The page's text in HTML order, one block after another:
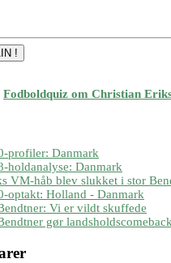
!
Fodboldquiz om Christian
profiler: Danmark
holdanalyse: Danmark
VM-håb blev slukket i stor
optakt: Holland - Danmark
Vi er vildt skuffede
gør